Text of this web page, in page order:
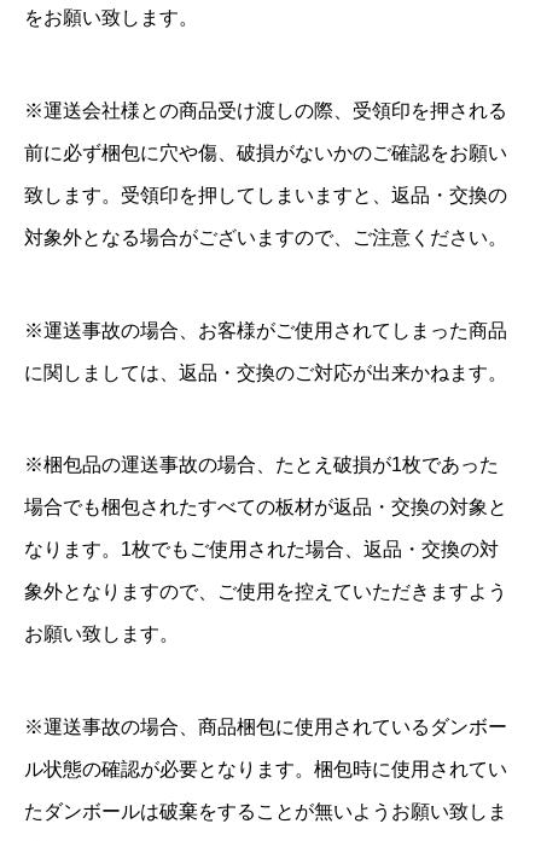
をお願い致します。
※運送会社様との商品受け渡しの際、受領印を押される
前に必ず梱包に穴や傷、破損がないかのご確認をお願い
致します。受領印を押してしまいますと、返品・交換の
対象外となる場合がございますので、ご注意ください。
※運送事故の場合、お客様がご使用されてしまった商品
に関しましては、返品・交換のご対応が出来かねます。
※梱包品の運送事故の場合、たとえ破損が1枚であった
場合でも梱包されたすべての板材が返品・交換の対象と
なります。1枚でもご使用された場合、返品・交換の対
象外となりますので、ご使用を控えていただきますよう
お願い致します。
※運送事故の場合、商品梱包に使用されているダンボー
ル状態の確認が必要となります。梱包時に使用されてい
たダンボールは破棄をすることが無いようお願い致しま